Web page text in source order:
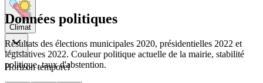
Climat
Horizon temporel
Données politiques
Résultats des élections municipales 2020, présidentielles 2022 et
législatives 2022. Couleur politique actuelle de la mairie, stabilité
politique, taux d'abstention.